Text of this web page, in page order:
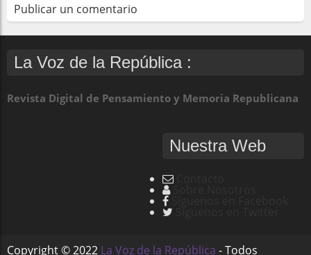
Publicar un comentario
La Voz de la República :
Revista Digital de Pensamiento y Memoria Republicana
Nuestra Web
Copyright ©2022 La Voz de la República - Todos